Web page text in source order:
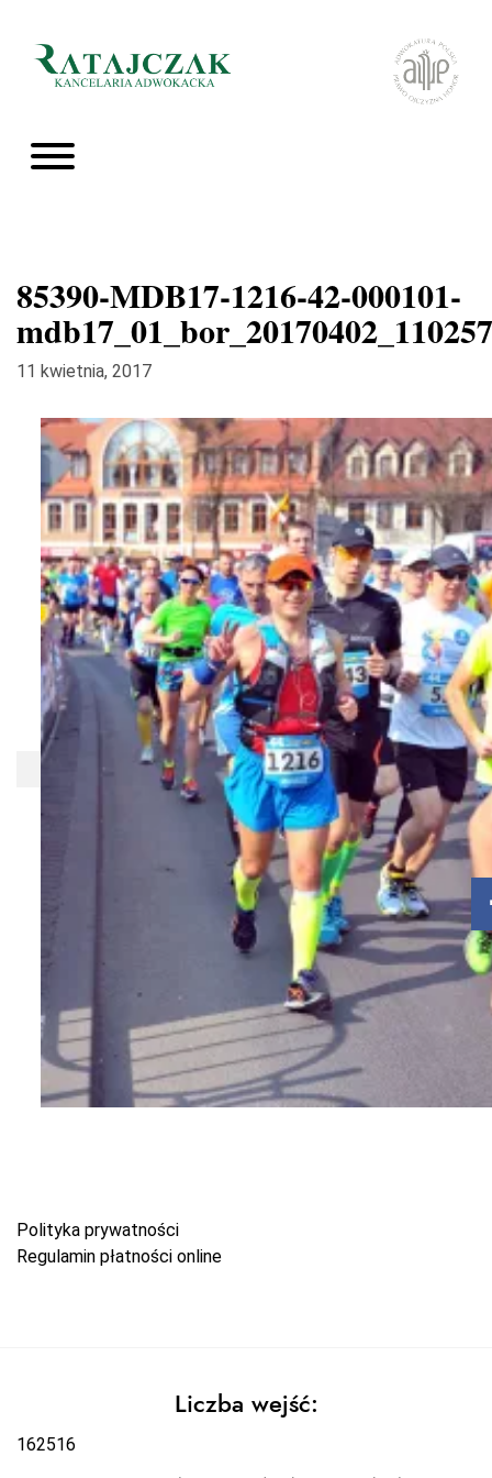
85390-MDB17-1216-42-000101-
mdb17_01_bor_20170402_110257
11 kwietnia, 2017
Polityka prywatności
Regulamin płatności online
Liczba wejść:
162516